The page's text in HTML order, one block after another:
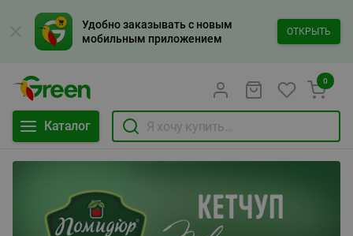
Удобно заказывать с новым
мобильным приложением
ОТКРЫТЬ
Каталог
0